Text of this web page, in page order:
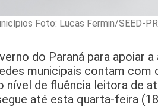
Foto: Lucas Fermin/SEED-PR
do Paraná para apoiar
municipais contam com
nível de fluência leitora de
até esta quarta-feira